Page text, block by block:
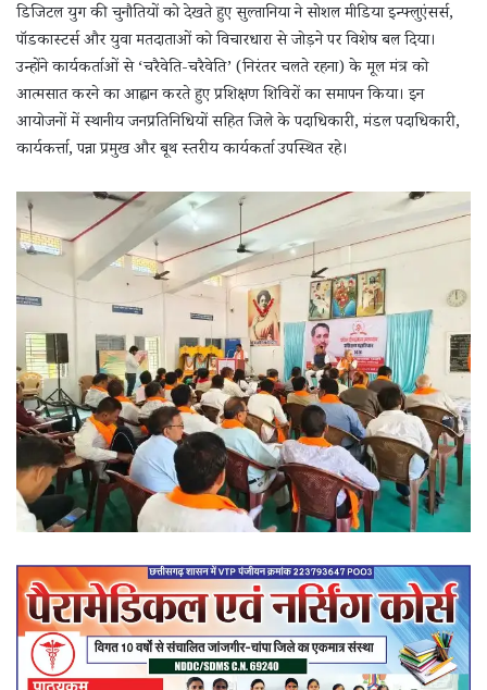
डिजिटल युग की चुनौतियों को देखते हुए सुल्तानिया ने सोशल मीडिया इन्फ्लुएंसर्स,
पॉडकास्टर्स और युवा मतदाताओं को विचारधारा से जोड़ने पर विशेष बल दिया।
उन्होंने कार्यकर्ताओं से ‘चरैवेति-चरैवेति’ (निरंतर चलते रहना) के मूल मंत्र को
आत्मसात करने का आह्वान करते हुए प्रशिक्षण शिविरों का समापन किया। इन
आयोजनों में स्थानीय जनप्रतिनिधियों सहित जिले के पदाधिकारी, मंडल पदाधिकारी,
कार्यकर्त्ता, पन्ना प्रमुख और बूथ स्तरीय कार्यकर्ता उपस्थित रहे।